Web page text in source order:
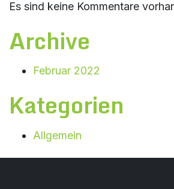
Es sind keine Kommentare
Archive
Februar 2022
Kategorien
Allgemein